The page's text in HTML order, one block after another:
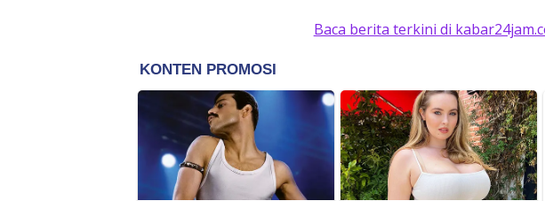
Baca berita terkini di